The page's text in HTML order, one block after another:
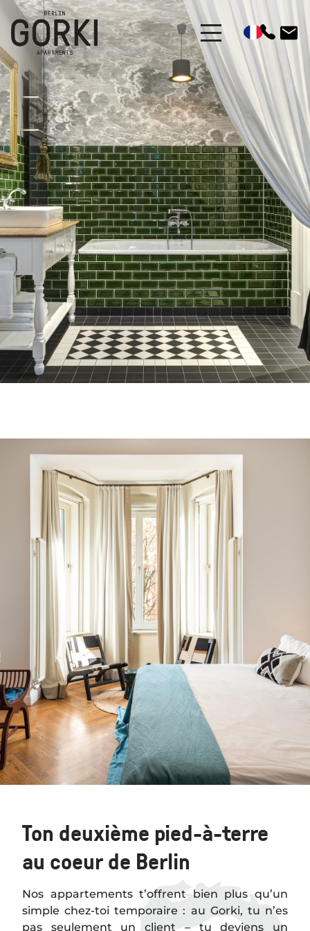
Ton deuxième pied-à-terre
au coeur de Berlin
Nos appartements t’offrent bien plus qu’un
simple chez-toi temporaire : au Gorki, tu n’es
pas seulement un client – tu deviens un